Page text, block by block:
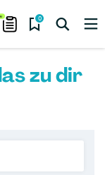
0
zu dir